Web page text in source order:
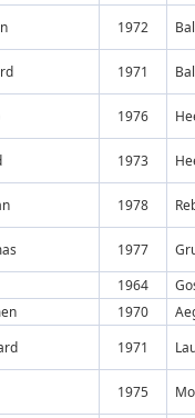
1972
1971
1976
1973
1978
1977
1964
1970
1971
1975